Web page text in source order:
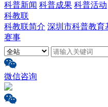
科普新闻 科普成果 科普活动
科教联
科教联简介 深圳市科普教育
赛事
微信咨询